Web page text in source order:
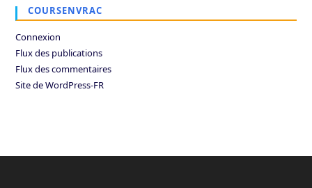
COURSENVRAC
Connexion
Flux des publications
Flux des commentaires
Site de WordPress-FR